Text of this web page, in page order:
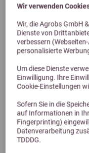
Wir verwenden
Wir, die Agrobs GmbH
Dienste von
verbessern
personalisierte
Um diese Dienste
Einwilligung. Ihre
Cookie-Einstellungen
Sofern Sie in die
auf Informationen in
Fingerprinting)
Datenverarbeitung
TDDDG.
Fohlenmilch als
Previous